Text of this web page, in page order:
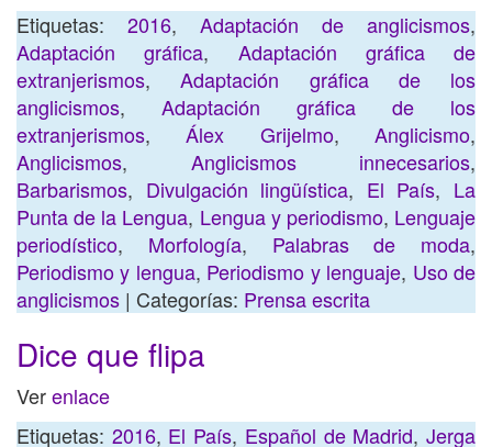
Etiquetas: 2016, Adaptación de anglicismos,
Adaptación gráfica, Adaptación gráfica de
extranjerismos,Adaptación gráfica de los
anglicismos, Adaptación gráfica de los
extranjerismos,Álex Grijelmo,Anglicismo,
Anglicismos, Anglicismos innecesarios,
Barbarismos, Divulgación lingüística, El País, La
Punta de la Lengua, Lengua y periodismo, Lenguaje
periodístico, Morfología, Palabras de moda,
Periodismo y lengua, Periodismo y lenguaje, Uso de
anglicismos | Categorías: Prensa escrita
Dice que flipa
Verenlace
Etiquetas: 2016, El País, Español de Madrid,Jerga